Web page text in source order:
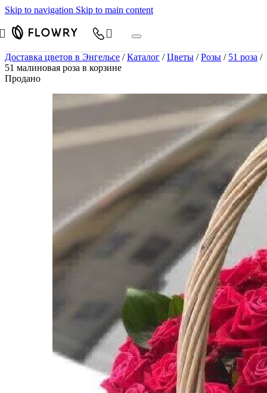
Skip to navigation Skip to main content
Доставка цветов в Энгельсе / Каталог / Цветы / Розы / 51 роза /
51 малиновая роза в корзине
Продано